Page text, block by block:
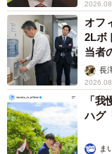
オフ
2Lボ
当者
説】
長
「
ハグ
ま